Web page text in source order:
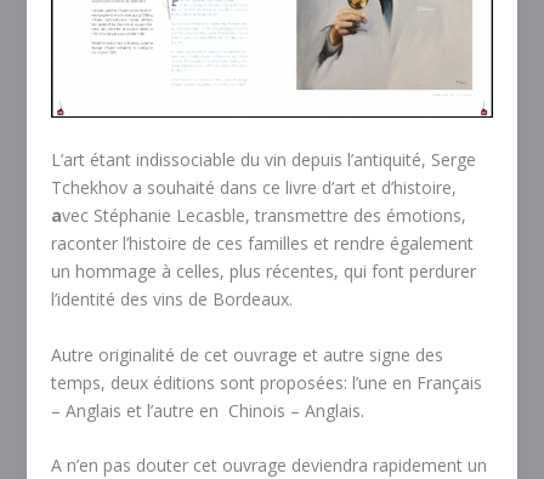
L’art étant indissociable du vin depuis l’antiquité, Serge
Tchekhov a souhaité dans ce livre d’art et d’histoire,
avec Stéphanie Lecasble, transmettre des émotions,
raconter l’histoire de ces familles et rendre également
un hommage à celles, plus récentes, qui font perdurer
l’identité des vins de Bordeaux.
Autre originalité de cet ouvrage et autre signe des
temps, deux éditions sont proposées: l’une en Français
– Anglais et l’autre en Chinois – Anglais.
A n’en pas douter cet ouvrage deviendra rapidement un